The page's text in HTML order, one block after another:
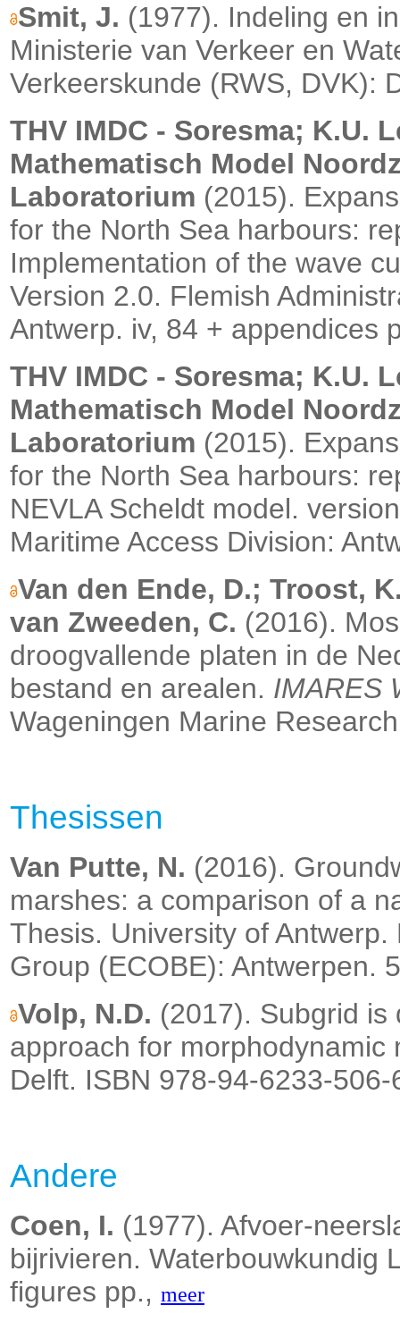
Smit, J. (1977). Indeling en
Ministerie van Verkeer en
Verkeerskunde (RWS, DVK):
THV IMDC - Soresma; K.U.
Mathematisch Model
Laboratorium (2015).
for the North Sea harbours:
Implementation of the wave
Version 2.0. Flemish
Antwerp. iv, 84 + appendices
THV IMDC - Soresma; K.U.
Mathematisch Model
Laboratorium (2015).
for the North Sea harbours:
NEVLA Scheldt model.
Maritime Access Division:
Van den Ende, D.; Troost,
van Zweeden, C. (2016).
droogvallende platen in de
bestand en arealen. IMARES
Wageningen Marine
Thesissen
Van Putte, N. (2016).
marshes: a comparison of a
Thesis. University of
Group (ECOBE): Antwerpen.
Volp, N.D. (2017). Subgrid is
approach for
Delft. ISBN 978-94-6233-
Andere
Coen, I. (1977). Afvoer-
bijrivieren. Waterbouwkundig
figures pp., meer